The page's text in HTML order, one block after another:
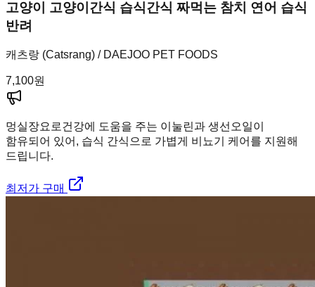
고양이 고양이간식 습식간식 짜먹는 참치 연어 습식
반려
캐츠랑 (Catsrang) / DAEJOO PET FOODS
7,100원
멍실장요로건강에 도움을 주는 이눌린과 생선오일이
함유되어 있어, 습식 간식으로 가볍게 비뇨기 케어를 지원해
드립니다.
최저가 구매